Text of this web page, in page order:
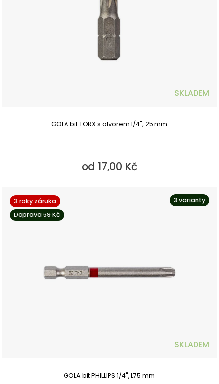
SKLADEM
GOLA bit TORX s otvorem 1/4", 25 mm
od 17,00 Kč
3 varianty
3 roky záruka
Doprava 69 Kč
SKLADEM
GOLA bit PHILLIPS 1/4", L75 mm